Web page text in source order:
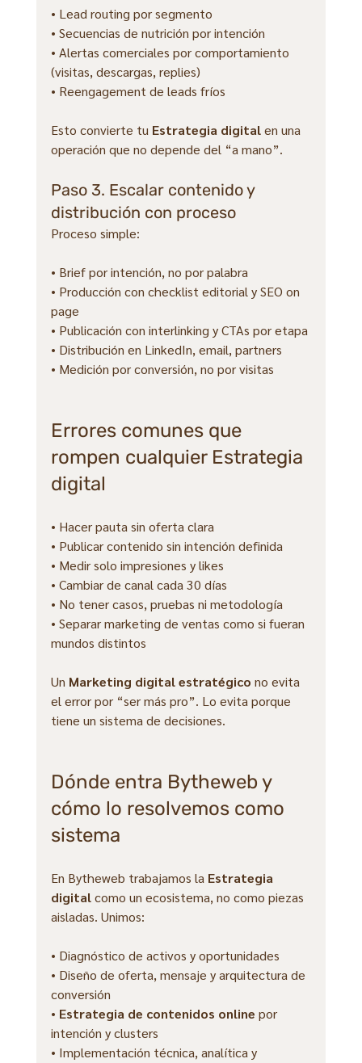
• Lead routing por segmento
• Secuencias de nutrición por intención
• Alertas comerciales por comportamiento
(visitas, descargas, replies)
• Reengagement de leads fríos
Esto convierte tu Estrategia digital en una
operación que no depende del “a mano”.
Paso 3. Escalar contenido y
distribución con proceso
Proceso simple:
• Brief por intención, no por palabra
• Producción con checklist editorial y SEO on
page
• Publicación con interlinking y CTAs por etapa
• Distribución en LinkedIn, email, partners
• Medición por conversión, no por visitas
Errores comunes que
rompen cualquier Estrategia
digital
• Hacer pauta sin oferta clara
• Publicar contenido sin intención definida
• Medir solo impresiones y likes
• Cambiar de canal cada 30 días
• No tener casos, pruebas ni metodología
• Separar marketing de ventas como si fueran
mundos distintos
Un Marketing digital estratégico no evita
el error por “ser más pro”. Lo evita porque
tiene un sistema de decisiones.
Dónde entra Bytheweb y
cómo lo resolvemos como
sistema
En Bytheweb trabajamos la Estrategia
digital como un ecosistema, no como piezas
aisladas. Unimos:
• Diagnóstico de activos y oportunidades
• Diseño de oferta, mensaje y arquitectura de
conversión
• Estrategia de contenidos online por
intención y clusters
• Implementación técnica, analítica y